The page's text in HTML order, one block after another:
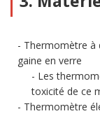
Thermomètre à
gaine en verre
Les
toxicité de ce
Thermomètre